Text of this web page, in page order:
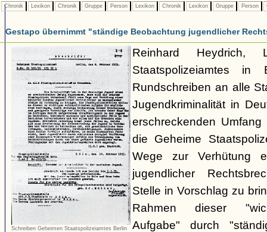
Chronik Lexikon Chronik Gruppe Person Lexikon Chronik Lexikon Gruppe Person
Gestapo übernimmt "ständige Beobachtung jugendlicher
Schreiben Geheimen Staatspolizeiamtes Berlin
Reinhard Heydrich,
Staatspolizeiamtes
Rundschreiben an alle
Jugendkriminalität in
erschreckenden
die Geheime
Wege zur Verhütung
jugendlicher
Stelle in Vorschlag zu
Rahmen dieser
Aufgabe" durch